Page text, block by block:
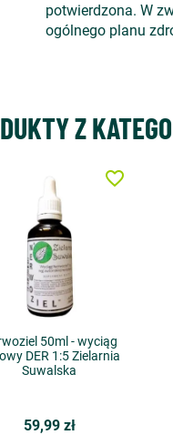
potwierdzona. W
ogólnego planu
Z
50ml - wyciąg
DER 1:5 Zielarnia
Suwalska
59,99 zł
favorite_border